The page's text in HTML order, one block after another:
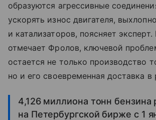
образуются агрессивные
ускорять износ двигателя,
и катализаторов, поясняет эксперт.
отмечает Фролов, ключевой
остается не только производство
но и его своевременная доставка в
4,126 миллиона тонн бензина
на Петербургской бирже с 1